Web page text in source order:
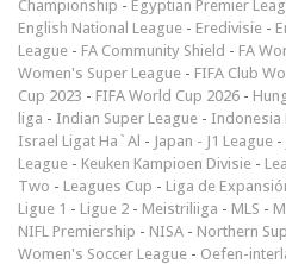
Championship - Egyptian Premier
English National League - Eredivisie -
League - FA Community Shield - FA
Women's Super League - FIFA Club
Cup 2023 - FIFA World Cup 2026 -
liga - Indian Super League - Indonesia
Israel Ligat Ha`Al - Japan - J1 League -
League - Keuken Kampioen Divisie -
Two - Leagues Cup - Liga de
Ligue 1 - Ligue 2 - Meistriliiga - MLS -
NIFL Premiership - NISA - Northern
Women's Soccer League - Oefen-